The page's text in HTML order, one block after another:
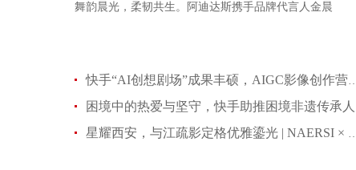
舞韵晨光，柔韧共生。阿迪达斯携手品牌代言人金晨
快手“AI创想剧场”成果丰硕，AIGC影
星耀西安，与江疏影定格优雅鎏光 |
T-ara成员出席孝敏婚礼打破不和传言 粉丝惊喜不